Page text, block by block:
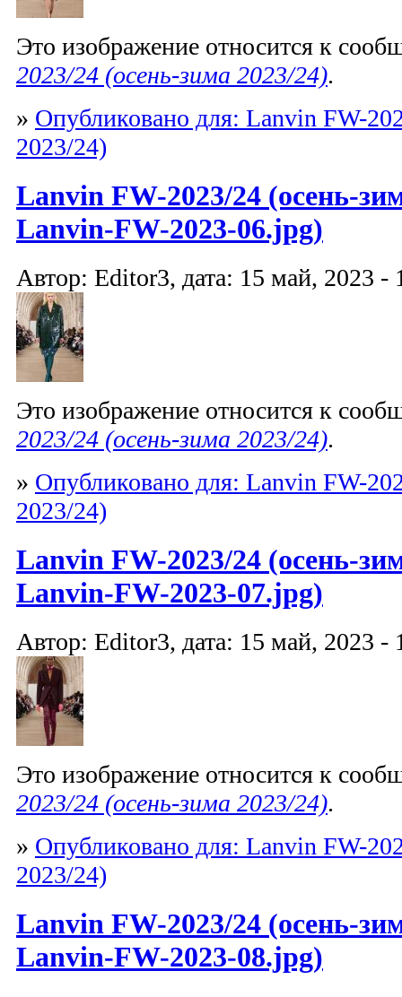
Это изображение относится к
2023/24 (осень-зима 2023/24).
» Опубликовано для: Lanvin FW-
2023/24)
Lanvin FW-2023/24 (осень-
Lanvin-FW-2023-06.jpg)
Автор: Editor3, дата: 15 май, 2023 -
Это изображение относится к
2023/24 (осень-зима 2023/24).
» Опубликовано для: Lanvin FW-
2023/24)
Lanvin FW-2023/24 (осень-
Lanvin-FW-2023-07.jpg)
Автор: Editor3, дата: 15 май, 2023 -
Это изображение относится к
2023/24 (осень-зима 2023/24).
» Опубликовано для: Lanvin FW-
2023/24)
Lanvin FW-2023/24 (осень-
Lanvin-FW-2023-08.jpg)